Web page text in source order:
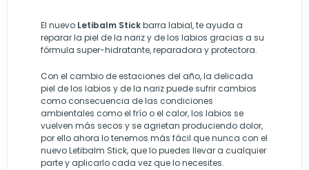
El nuevo Letibalm Stickbarra labial, te ayuda a
reparar la piel de la nariz y de los labios gracias a su
fórmula super-hidratante, reparadora y protectora.
Con el cambio de estaciones del año, la delicada
piel de los labios y de la nariz puede sufrir cambios
como consecuencia de las condiciones
ambientales como el frío o el calor, los labios se
vuelven más secos y se agrietan produciendo dolor,
por ello ahora lo tenemos más fácil que nunca con el
nuevo Letibalm Stick, que lo puedes llevar a cualquier
parte y aplicarlo cada vez que lo necesites.